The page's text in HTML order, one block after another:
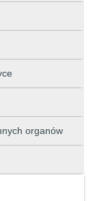
organów